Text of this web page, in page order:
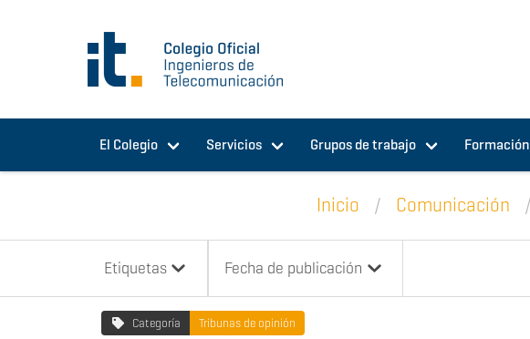
El Colegio Servicios Grupos de trabajo Formación
Inicio Comunicación
Etiquetas Fecha de publicación
Categoría Tribunas de opinión